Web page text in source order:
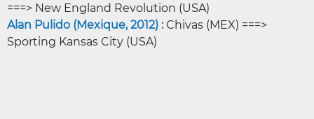
===> New England Revolution (USA)
Alan Pulido (Mexique, 2012) : Chivas (MEX) ===>
Sporting Kansas City (USA)